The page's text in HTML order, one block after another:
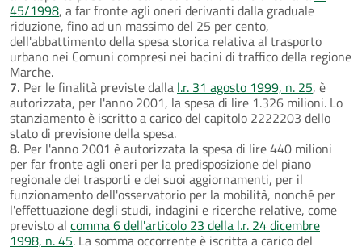
45/1998, a far fronte agli oneri derivanti dalla graduale
riduzione, fino ad un massimo del 25 per cento,
dell'abbattimento della spesa storica relativa al trasporto
urbano nei Comuni compresi nei bacini di traffico della regione
Marche.
7. Per le finalità previste dalla l.r. 31 agosto 1999, n. 25, è
autorizzata, per l'anno 2001, la spesa di lire 1.326 milioni. Lo
stanziamento è iscritto a carico del capitolo 2222203 dello
stato di previsione della spesa.
8. Per l'anno 2001 è autorizzata la spesa di lire 440 milioni
per far fronte agli oneri per la predisposizione del piano
regionale dei trasporti e dei suoi aggiornamenti, per il
funzionamento dell'osservatorio per la mobilità, nonché per
l'effettuazione degli studi, indagini e ricerche relative, come
previsto al comma 6 dell'articolo 23 della l.r. 24 dicembre
1998, n. 45. La somma occorrente è iscritta a carico del